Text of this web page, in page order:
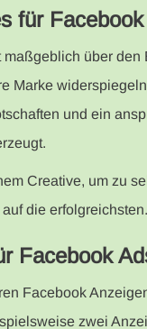
für
über den
Marke
und ein
Creative, um zu
die erfolgreichsten.
Facebook
Facebook
zwei